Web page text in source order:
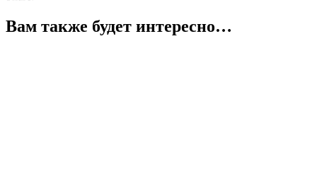
Вам также будет интересно…